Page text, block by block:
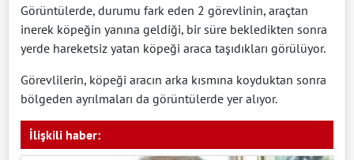
Görüntülerde, durumu fark eden 2 görevlinin, araçtan
inerek köpeğin yanına geldiği, bir süre bekledikten sonra
yerde hareketsiz yatan köpeği araca taşıdıkları görülüyor.
Görevlilerin, köpeği aracın arka kısmına koyduktan sonra
bölgeden ayrılmaları da görüntülerde yer alıyor.
İlişkili haber: